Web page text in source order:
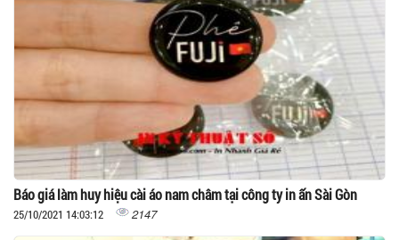
Báo giá làm huy hiệu cài áo nam châm tại công ty in ấn Sài Gòn
25/10/2021 14:03:12 2147